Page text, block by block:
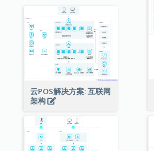
云POS解决方案: 互联网
架构